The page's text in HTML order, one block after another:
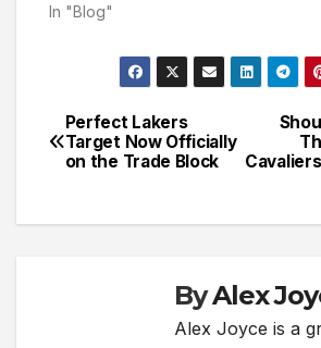
In "Blog"
Post
navigation
Perfect Lakers
Target Now Officially
on the Trade Block
ByAlex
Alex Joyce is a